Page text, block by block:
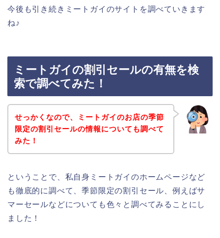
今後も引き続きミートガイのサイトを調べていきます
ね♪
ミートガイの割引セールの有無を検
索で調べてみた！
せっかくなので、ミートガイのお店の季節
限定の割引セールの情報についても調べて
みた！
ということで、私自身ミートガイのホームページなど
も徹底的に調べて、季節限定の割引セール、例えばサ
マーセールなどについても色々と調べてみることにし
ました！